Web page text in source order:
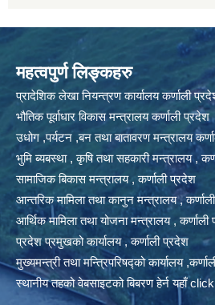
महत्वपुर्ण लिङ्कहरु
प्रादेशिक लेखा नियन्त्रण कार्यालय कर्णाली
भौतिक पूर्वाधार विकास मन्त्रालय कर्णाली प्रदेश
उधोग ,पर्यटन ,बन तथा बातावरण मन्त्रालय
भुमि ब्यबस्था , कृषि तथा सहकारी मन्त्रालय ,
सामाजिक बिकास मन्त्रालय , कर्णाली प्रदेश
आन्तरिक मामिला तथा कानुन मन्त्रालय ,
आर्थिक मामिला तथा योजना मन्त्रालय ,
प्रदेश प्रमुखको कार्यालय , कर्णाली प्रदेश
मुख्यमन्त्री तथा मन्त्रिपरिषद्को कार्यालय
स्थानीय तहको वेबसाइटको बिबरण हेर्न यहाँ click